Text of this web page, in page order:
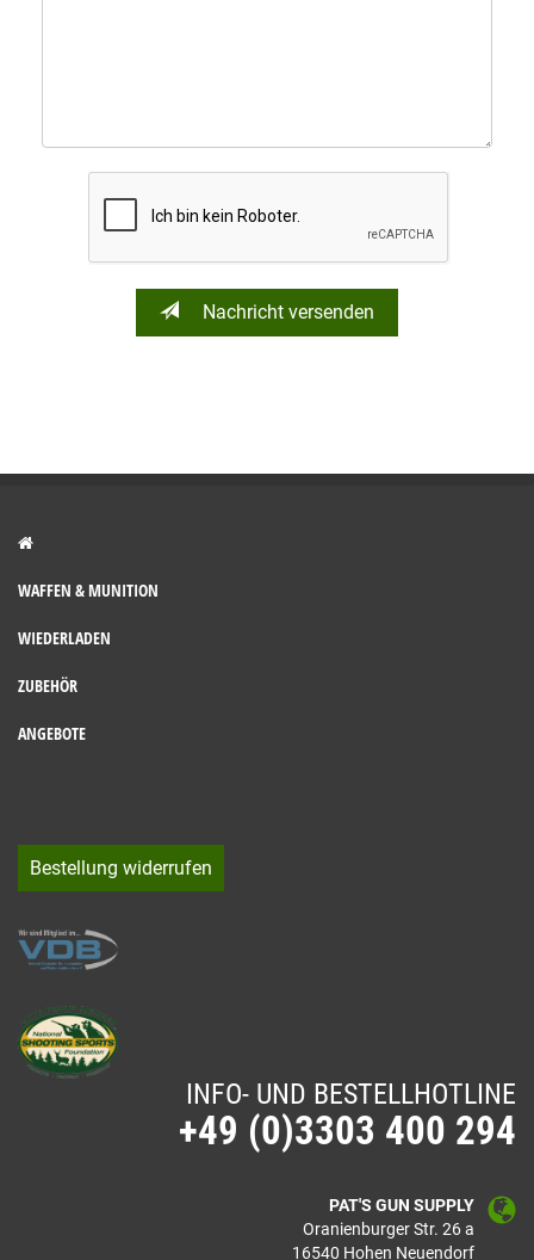
Nachricht versenden
WAFFEN & MUNITION
WIEDERLADEN
ZUBEHÖR
ANGEBOTE
Bestellung widerrufen
INFO- UND BESTELLHOTLINE
+49 (0)3303 400 294
PAT'S GUN SUPPLY
Oranienburger Str. 26 a
16540 Hohen Neuendorf